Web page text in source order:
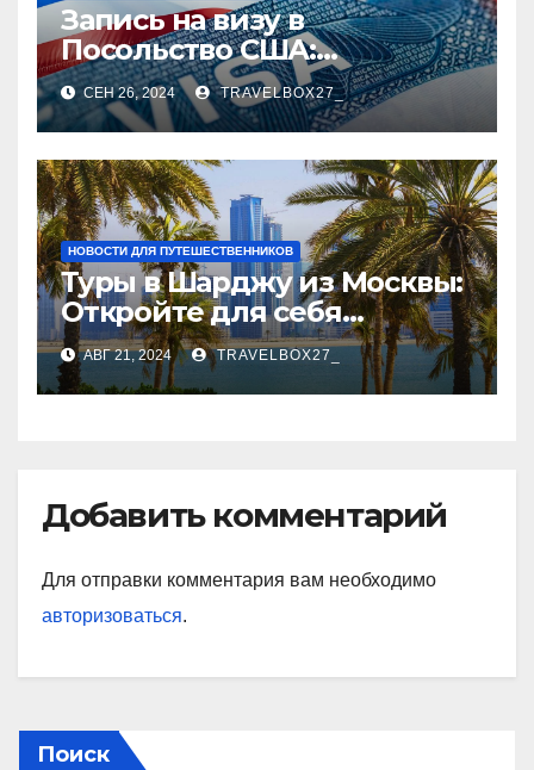
Запись на визу в
Посольство США:
Пошаговое руководство
СЕН 26, 2024 TRAVELBOX27_
НОВОСТИ ДЛЯ ПУТЕШЕСТВЕННИКОВ
Туры в Шарджу из Москвы:
Откройте для себя
культурное сердце ОАЭ
АВГ 21, 2024 TRAVELBOX27_
Добавить комментарий
Для отправки комментария вам необходимо
авторизоваться.
Поиск